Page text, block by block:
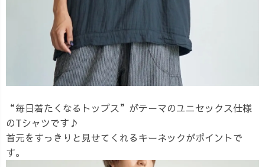
“毎日着たくなるトップス”がテーマのユニセックス仕様
のTシャツです♪
首元をすっきりと見せてくれるキーネックがポイントで
す。